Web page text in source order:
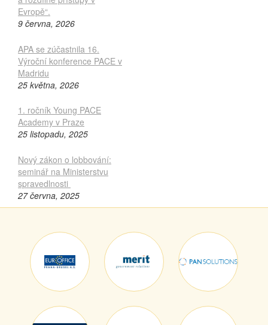
Evropě“.
9 června, 2026
APA se zúčastnila 16.
Výroční konference PACE v
Madridu
25 května, 2026
1. ročník Young PACE
Academy v Praze
25 listopadu, 2025
Nový zákon o lobbování:
seminář na Ministerstvu
spravedlnosti
27 června, 2025